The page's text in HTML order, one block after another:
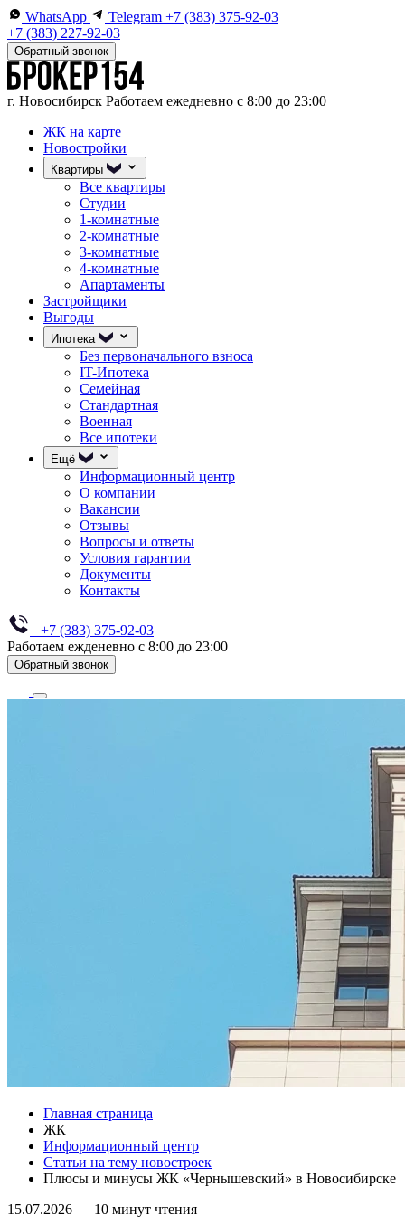
WhatsApp Telegram +7 (383) 375-92-03
+7 (383) 227-92-03
Обратный звонок
г. Новосибирск Работаем ежедневно с 8:00 до 23:00
ЖК на карте
Новостройки
Квартиры
Все квартиры
Студии
1-комнатные
2-комнатные
3-комнатные
4-комнатные
Апартаменты
Застройщики
Выгоды
Ипотека
Без первоначального взноса
IT-Ипотека
Семейная
Стандартная
Военная
Все ипотеки
Ещё
Информационный центр
О компании
Вакансии
Отзывы
Вопросы и ответы
Условия гарантии
Документы
Контакты
+7 (383) 375-92-03
Работаем ежденевно с 8:00 до 23:00
Обратный звонок
Главная страница
ЖК
Информационный центр
Статьи на тему новостроек
Плюсы и минусы ЖК «Чернышевский» в Новосибирске
15.07.2026 — 10 минут чтения